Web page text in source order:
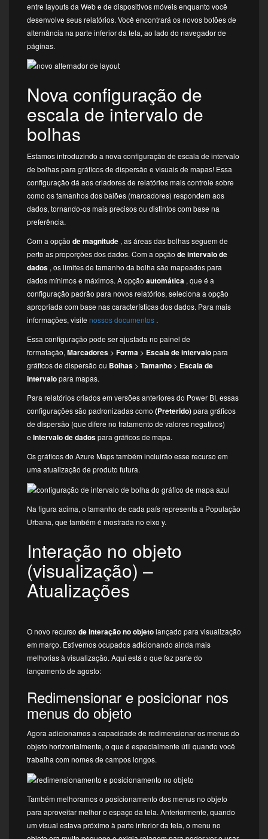
entre layouts da Web e de dispositivos móveis enquanto você
desenvolve seus relatórios. Você encontrará os novos botões de
alternância na parte inferior da tela, ao lado do navegador de
páginas.
Nova configuração de
escala de intervalo de
bolhas
Estamos introduzindo a nova configuração de escala de intervalo
de bolhas para gráficos de dispersão e visuais de mapas! Essa
configuração dá aos criadores de relatórios mais controle sobre
como os tamanhos dos balões (marcadores) respondem aos
dados, tornando-os mais precisos ou distintos com base na
preferência.
Com a opção de magnitude , as áreas das bolhas seguem de
perto as proporções dos dados. Com a opção de intervalo de
dados , os limites de tamanho da bolha são mapeados para
dados mínimos e máximos. A opção automática , que é a
configuração padrão para novos relatórios, seleciona a opção
apropriada com base nas características dos dados. Para mais
informações, visite nossos documentos .
Essa configuração pode ser ajustada no painel de
formatação, Marcadores > Forma > Escala de intervalopara
gráficos de dispersão ou Bolhas > Tamanho > Escala de
intervalopara mapas.
Para relatórios criados em versões anteriores do Power BI, essas
configurações são padronizadas como (Preterido)para gráficos
de dispersão (que difere no tratamento de valores negativos)
e Intervalo de dadospara gráficos de mapa.
Os gráficos do Azure Maps também incluirão esse recurso em
uma atualização de produto futura.
Na figura acima, o tamanho de cada país representa a População
Urbana, que também é mostrada no eixo y.
Interação no objeto
(visualização) –
Atualizações
O novo recurso de interação no objetolançado para visualização
em março. Estivemos ocupados adicionando ainda mais
melhorias à visualização. Aqui está o que faz parte do
lançamento de agosto:
Redimensionar e posicionar nos
menus do objeto
Agora adicionamos a capacidade de redimensionar os menus do
objeto horizontalmente, o que é especialmente útil quando você
trabalha com nomes de campos longos.
Também melhoramos o posicionamento dos menus no objeto
para aproveitar melhor o espaço da tela. Anteriormente, quando
um visual estava próximo à parte inferior da tela, o menu no